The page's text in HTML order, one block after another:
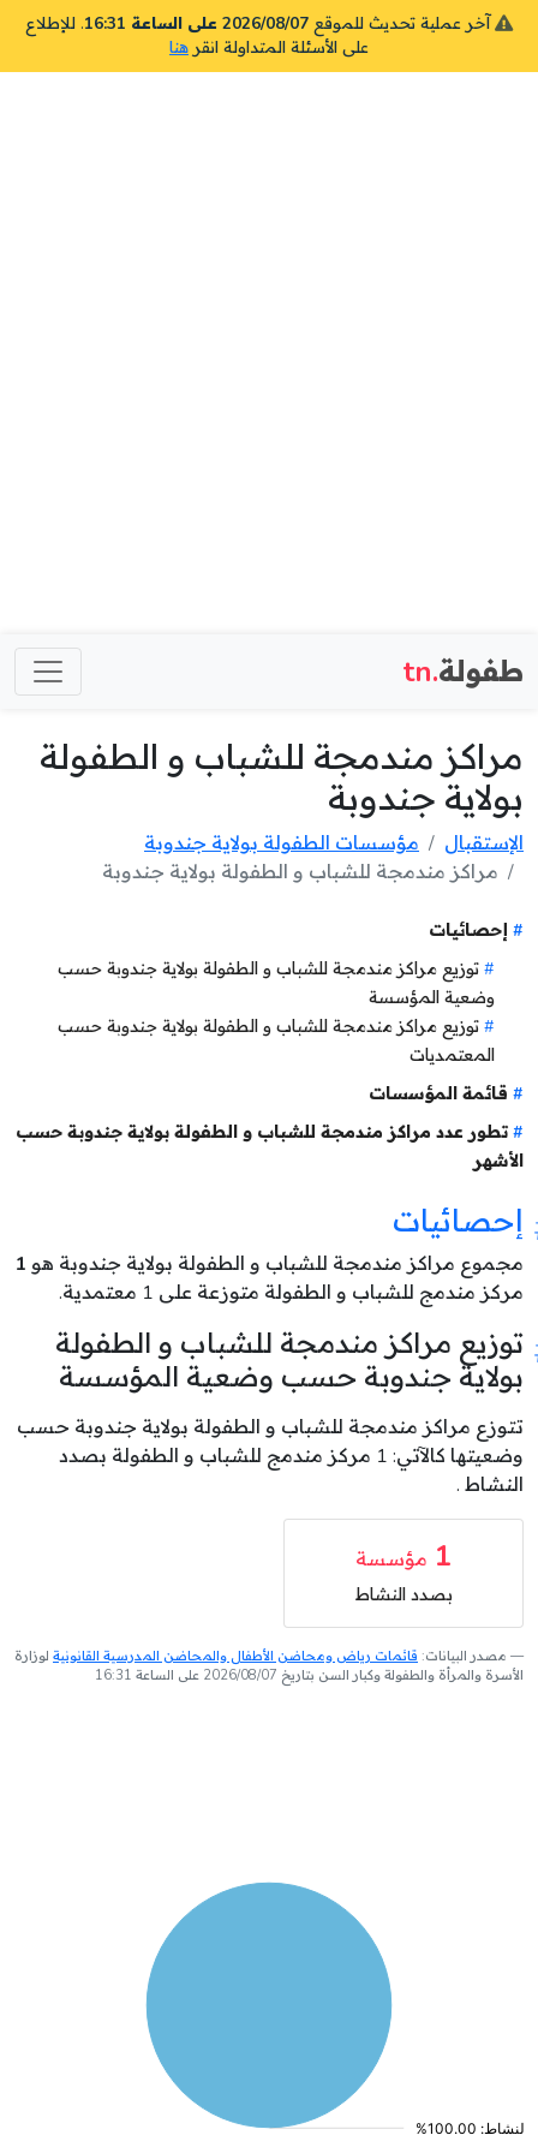
آخر عملية تحديث للموقع 2026/08/07 على الساعة 16:31
. للإطلاع
على الأسئلة المتداولة انقر هنا
طفولة.tn
مراكز مندمجة للشباب و الطفولة
بولاية جندوبة
الإستقبال
مؤسسات الطفولة بولاية جندوبة
مراكز مندمجة للشباب و الطفولة بولاية جندوبة
إحصائيات
توزيع مراكز مندمجة للشباب و الطفولة بولاية جندوبة حسب
وضعية المؤسسة
توزيع مراكز مندمجة للشباب و الطفولة بولاية جندوبة حسب
المعتمديات
قائمة المؤسسات
تطور عدد مراكز مندمجة للشباب و الطفولة بولاية جندوبة حسب
الأشهر
إحصائيات
مجموع مراكز مندمجة للشباب و الطفولة بولاية جندوبة هو 1
مركز مندمج للشباب و الطفولة متوزعة على 1 معتمدية.
توزيع مراكز مندمجة للشباب و الطفولة
بولاية جندوبة حسب وضعية المؤسسة
تتوزع مراكز مندمجة للشباب و الطفولة بولاية جندوبة حسب
وضعيتها كالآتي: 1 مركز مندمج للشباب و الطفولة بصدد
النشاط .
1 مؤسسة
بصدد النشاط
مصدر البيانات: قائمات رياض ومحاضن الأطفال والمحاضن المدرسية القانونية لوزارة
الأسرة والمرأة والطفولة وكبار السن بتاريخ 2026/08/07 على الساعة 16:31